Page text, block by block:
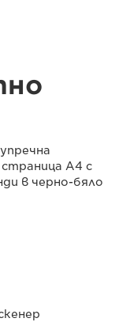
A4 с
в черно-бяло